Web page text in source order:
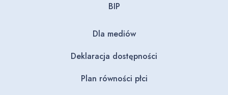
BIP
Dla mediów
Deklaracja dostępności
Plan równości płci